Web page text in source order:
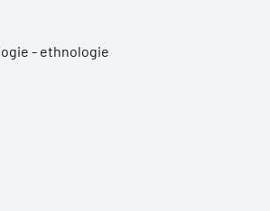
- ethnologie